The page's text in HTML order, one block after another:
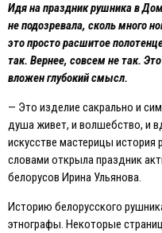
Идя на праздник рушника в
не подозревала, сколь много
это просто расшитое
так. Вернее, совсем не так.
вложен глубокий смысл.
— Это изделие сакрально и
душа живет, и волшебство, и
искусстве мастерицы история
словами открыла праздник
белорусов Ирина Ульянова.
Историю белорусского
этнографы. Некоторые